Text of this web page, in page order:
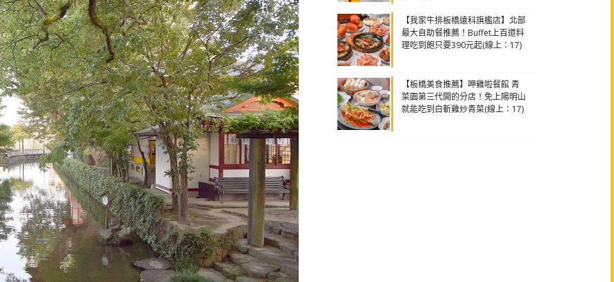
【我家牛排板橋遠科旗艦店】北部
最大自助餐推薦！Buffet上百道料
理吃到飽只要390元起(線上：17)
【板橋美食推薦】呷雞啦餐館 青
菜園第三代開的分店！免上陽明山
就能吃到白斬雞炒青菜(線上：17)